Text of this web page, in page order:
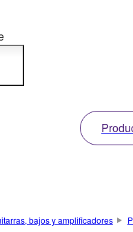
bajos y amplificadores